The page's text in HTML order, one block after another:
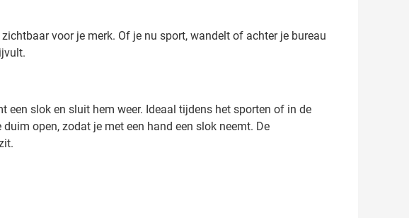
voor je merk. Of je nu sport, wandelt of achter je bureau
slok en sluit hem weer. Ideaal tijdens het sporten of in de
open, zodat je met een hand een slok neemt. De